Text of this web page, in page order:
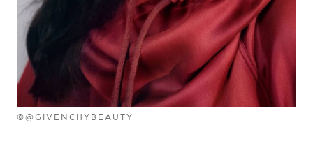
©@GIVENCHYBEAUTY